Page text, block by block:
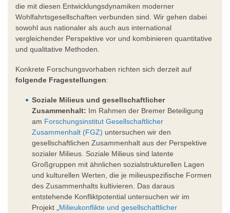
die mit diesen Entwicklungsdynamiken moderner
Wohlfahrtsgesellschaften verbunden sind. Wir gehen dabei
sowohl aus nationaler als auch aus international
vergleichender Perspektive vor und kombinieren quantitative
und qualitative Methoden.
Konkrete Forschungsvorhaben richten sich derzeit auf
folgende Fragestellungen:
Soziale Milieus und gesellschaftlicher
Zusammenhalt: Im Rahmen der Bremer Beteiligung
am Forschungsinstitut Gesellschaftlicher
Zusammenhalt (FGZ) untersuchen wir den
gesellschaftlichen Zusammenhalt aus der Perspektive
sozialer Milieus. Soziale Milieus sind latente
Großgruppen mit ähnlichen sozialstrukturellen Lagen
und kulturellen Werten, die je milieuspezifische Formen
des Zusammenhalts kultivieren. Das daraus
entstehende Konfliktpotential untersuchen wir im
Projekt „ Milieukonflikte und gesellschaftlicher